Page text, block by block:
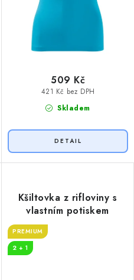
Skladem
421 Kč bez DPH
509 Kč
Kšiltovka z rifloviny s
vlastním potiskem
PREMIUM
2 + 1